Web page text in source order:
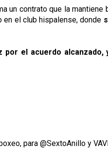
un contrato que la
en el club hispalense, donde
por el acuerdo
para @SextoAnillo y